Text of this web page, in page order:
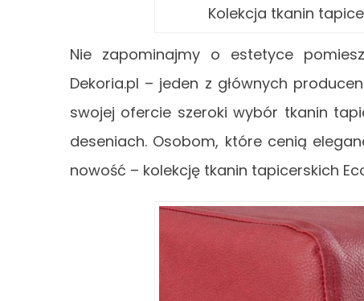
Kolekcja tkanin
Nie zapominajmy o estetyce
Dekoria.pl – jeden z głównych
swojej ofercie szeroki wybór tkanin
deseniach. Osobom, które cenią
nowość – kolekcję tkanin tapicerskich